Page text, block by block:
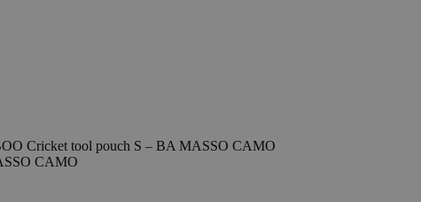
Cricket tool pouch S – BA MASSO CAMO
CAMO